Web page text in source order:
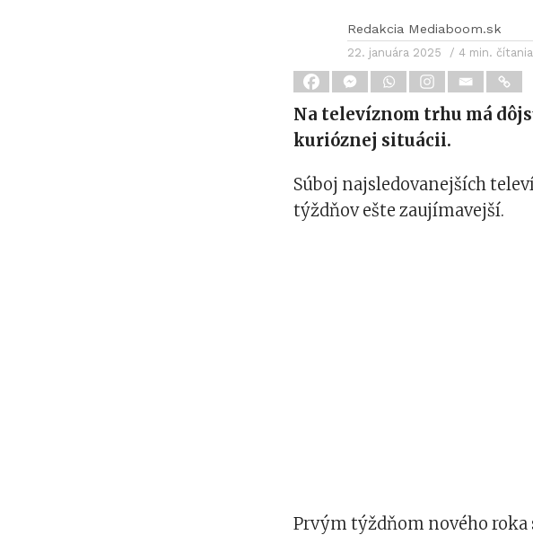
Redakcia Mediaboom.sk
22. januára 2025 / 4 min. čítania
Na televíznom trhu má
kurióznej situácii.
Súboj najsledovanejších
týždňov ešte zaujímavejší.
Prvým týždňom nového